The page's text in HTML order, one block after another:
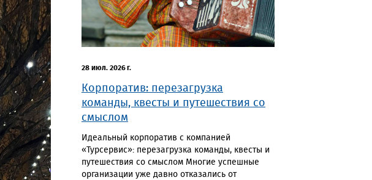
28 июл. 2026 г.
Корпоратив: перезагрузка
команды, квесты и путешествия со
смыслом
Идеальный корпоратив с компанией
«Турсервис»: перезагрузка команды, квесты и
путешествия со смыслом Многие успешные
организации уже давно отказались от